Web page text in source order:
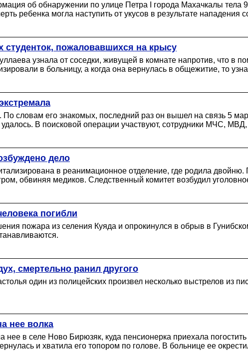
об обнаружении по улице Петра I города Махачкалы тела
ребенка могла наступить от укусов в результате нападения
студенток, пожаловавшихся на крысу
узнала от соседки, живущей в комнате напротив, что в
в больницу, а когда она вернулась в общежитие, то
словам его знакомых, последний раз он вышел на связь 5
В поисковой операции участвуют, сотрудники МЧС,
дело
в реанимационное отделение, где родила
обвиняя медиков. Следственный комитет возбудил
погибли
пожара из селения Куяда и опрокинулся в обрыв в
смертельно ранил другого
один из полицейских произвел несколько выстрелов из
нее волка
в селе Ново Бирюзяк, куда пенсионерка приехала
и хватила его топором по голове. В больнице ее